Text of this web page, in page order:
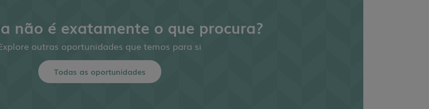
não é exatamente o que procura?
outras oportunidades que temos para si
Todas as oportunidades